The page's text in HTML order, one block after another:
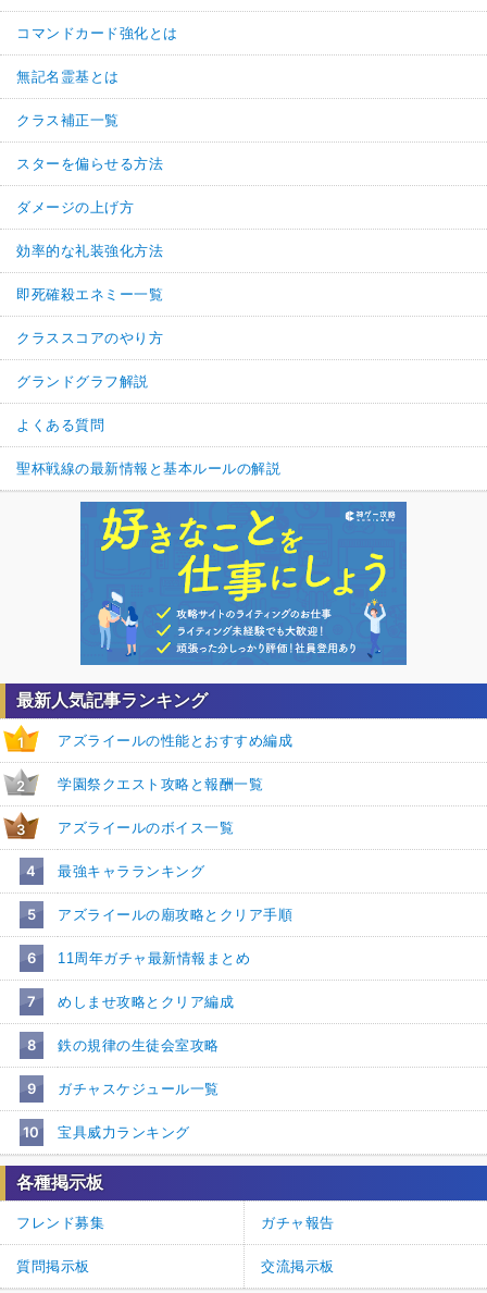
最新人気記事ランキング
1 アズライールの性能とおすすめ編成
2 学園祭クエスト攻略と報酬一覧
3 アズライールのボイス一覧
4 最強キャラランキング
5 アズライールの廟攻略とクリア手順
6 11周年ガチャ最新情報まとめ
7 めしませ攻略とクリア編成
8 鉄の規律の生徒会室攻略
9 ガチャスケジュール一覧
10 宝具威力ランキング
各種掲示板
フレンド募集 ガチャ報告
質問掲示板 交流掲示板
コマンドカード強化とは
無記名霊基とは
クラス補正一覧
スターを偏らせる方法
ダメージの上げ方
効率的な礼装強化方法
即死確殺エネミー一覧
クラススコアのやり方
グランドグラフ解説
よくある質問
聖杯戦線の最新情報と基本ルールの解説